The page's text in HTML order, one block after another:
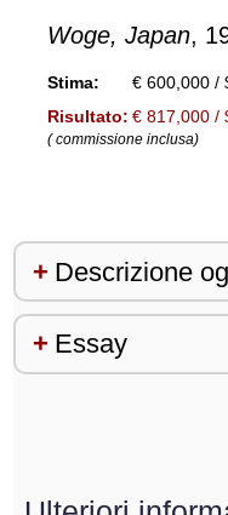
Woge, Japan,
Stima:
€ 600,000 /
Risultato: € 817,000 /
( commissione inclusa)
Descrizione
Essay